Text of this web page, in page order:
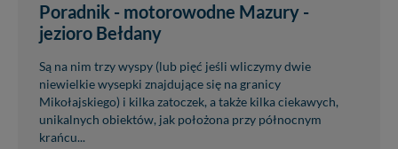
Poradnik - motorowodne Mazury -
jezioro Bełdany
Są na nim trzy wyspy (lub pięć jeśli wliczymy dwie
niewielkie wysepki znajdujące się na granicy
Mikołajskiego) i kilka zatoczek, a także kilka ciekawych,
unikalnych obiektów, jak położona przy północnym
krańcu...